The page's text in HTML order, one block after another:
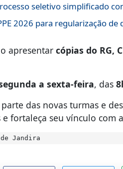
seletivo simplificado
2026 para regularização de
apresentar cópias do RG,
a sexta-feira, das
das novas turmas e
fortaleça seu vínculo com
Jandira